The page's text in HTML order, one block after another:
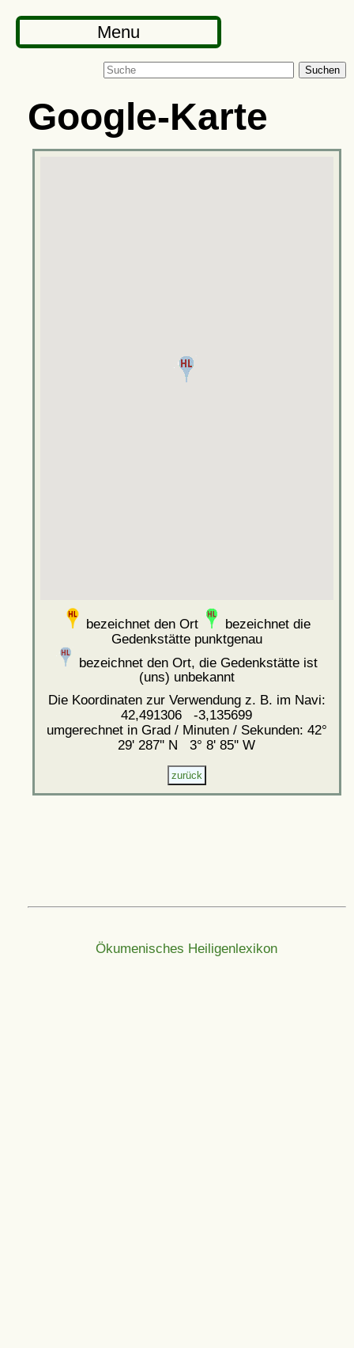
Menu
Suchen
Google-Karte
bezeichnet den Ort
bezeichnet die
Gedenkstätte punktgenau
bezeichnet den Ort, die Gedenkstätte ist
(uns) unbekannt
Die Koordinaten zur Verwendung z. B. im Navi:
42,491306 -3,135699
umgerechnet in Grad / Minuten / Sekunden: 42°
29' 287'' N 3° 8' 85'' W
Ökumenisches Heiligenlexikon